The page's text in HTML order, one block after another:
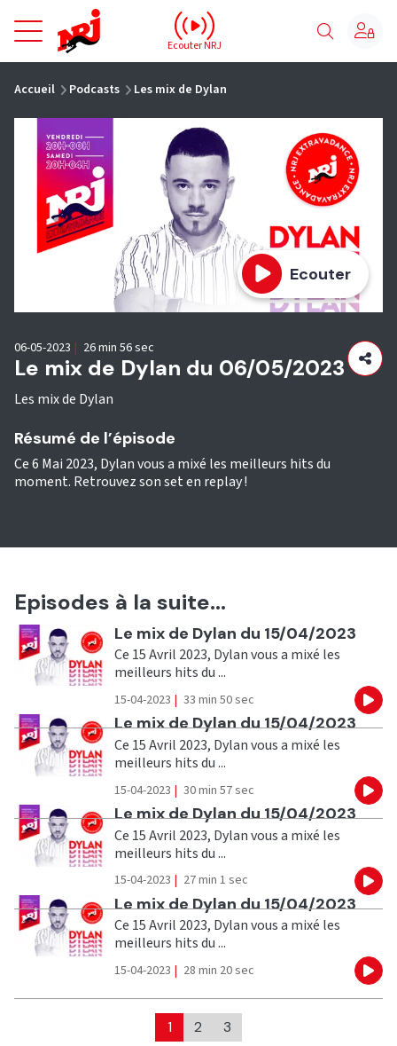
NRJ - Accueil
Ecouter NRJ
Accueil Podcasts Les mix de Dylan
Ecouter
Le mix de Dylan du 06/05/2023
Les mix de Dylan
06-05-2023 | 26 min 56 sec
Résumé de l’épisode
Ce 6 Mai 2023, Dylan vous a mixé les meilleurs hits du
moment. Retrouvez son set en replay !
Episodes à la suite...
Ecouter
Le mix de Dylan du 15/04/2023
Ce 15 Avril 2023, Dylan vous a mixé les
meilleurs hits du ...
15-04-2023 | 33 min 50 sec
Ecouter
Le mix de Dylan du 15/04/2023
Ce 15 Avril 2023, Dylan vous a mixé les
meilleurs hits du ...
15-04-2023 | 30 min 57 sec
Ecouter
Le mix de Dylan du 15/04/2023
Ce 15 Avril 2023, Dylan vous a mixé les
meilleurs hits du ...
15-04-2023 | 27 min 1 sec
Ecouter
Le mix de Dylan du 15/04/2023
Ce 15 Avril 2023, Dylan vous a mixé les
meilleurs hits du ...
15-04-2023 | 28 min 20 sec
1 2 3